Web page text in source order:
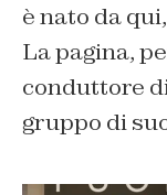
è nato da
La pagina,
conduttore
gruppo di